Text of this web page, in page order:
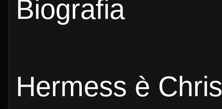
Biografia
Hermess è